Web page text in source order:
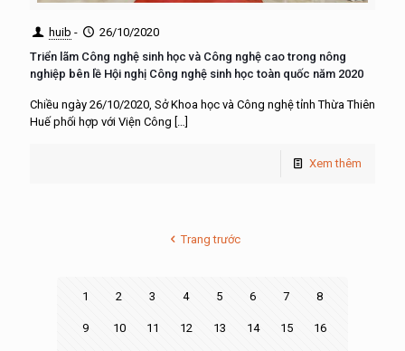
huib -
26/10/2020
Triển lãm Công nghệ sinh học và Công nghệ cao trong nông
nghiệp bên lề Hội nghị Công nghệ sinh học toàn quốc năm 2020
Chiều ngày 26/10/2020, Sở Khoa học và Công nghệ tỉnh Thừa Thiên
Huế phối hợp với Viện Công […]
Xem thêm
Trang trước
1 2 3 4 5 6 7 8
9 10 11 12 13 14 15 16